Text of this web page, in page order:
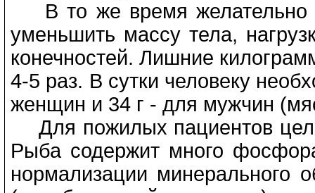
В то же время желательно
уменьшить массу тела,
конечностей. Лишние
4-5 раз. В сутки человеку
женщин и 34 г - для мужчин
Для пожилых пациентов
Рыба содержит много
нормализации минерального